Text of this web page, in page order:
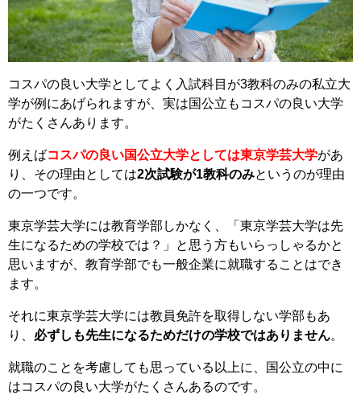
コスパの良い大学としてよく入試科目が3教科のみの私立大
学が例にあげられますが、実は国公立もコスパの良い大学
がたくさんあります。
例えばコスパの良い国公立大学としては東京学芸大学があ
り、その理由としては2次試験が1教科のみというのが理由
の一つです。
東京学芸大学には教育学部しかなく、「東京学芸大学は先
生になるための学校では？」と思う方もいらっしゃるかと
思いますが、教育学部でも一般企業に就職することはでき
ます。
それに東京学芸大学には教員免許を取得しない学部もあ
り、 必ずしも先生になるためだけの学校ではありません。
就職のことを考慮しても思っている以上に、国公立の中に
はコスパの良い大学がたくさんあるのです。